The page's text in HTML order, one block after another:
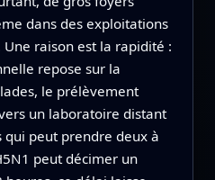
dans des exploitations
raison est la rapidité :
repose sur la
le prélèvement
un laboratoire distant
qui peut prendre deux à
peut décimer un